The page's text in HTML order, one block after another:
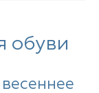
обуви